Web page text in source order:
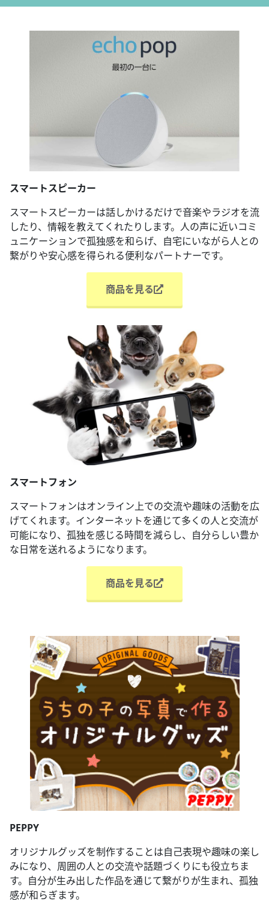
スマートスピーカー
スマートスピーカーは話しかけるだけで音楽やラジオを流
したり、情報を教えてくれたりします。人の声に近いコミ
ュニケーションで孤独感を和らげ、自宅にいながら人との
繋がりや安心感を得られる便利なパートナーです。
商品を見る
スマートフォン
スマートフォンはオンライン上での交流や趣味の活動を広
げてくれます。インターネットを通じて多くの人と交流が
可能になり、孤独を感じる時間を減らし、自分らしい豊か
な日常を送れるようになります。
商品を見る
PEPPY
オリジナルグッズを制作することは自己表現や趣味の楽し
みになり、周囲の人との交流や話題づくりにも役立ちま
す。自分が生み出した作品を通じて繋がりが生まれ、孤独
感が和らぎます。